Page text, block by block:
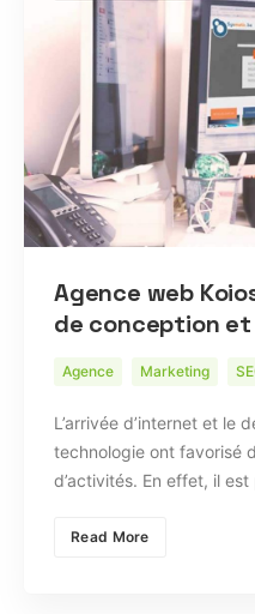
Agence web
de conception
Agence Marketing
L’arrivée d’internet et le
technologie ont favorisé
d’activités. En effet, il
Read More